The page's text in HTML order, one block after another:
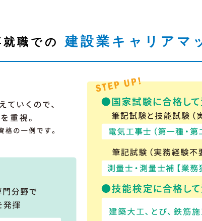
職での 建設業キャリアマ